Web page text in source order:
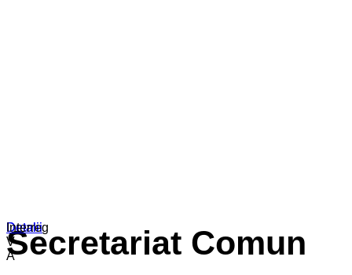
Detalii
Detalii
Interreg
V-
A
Secretariat Comun